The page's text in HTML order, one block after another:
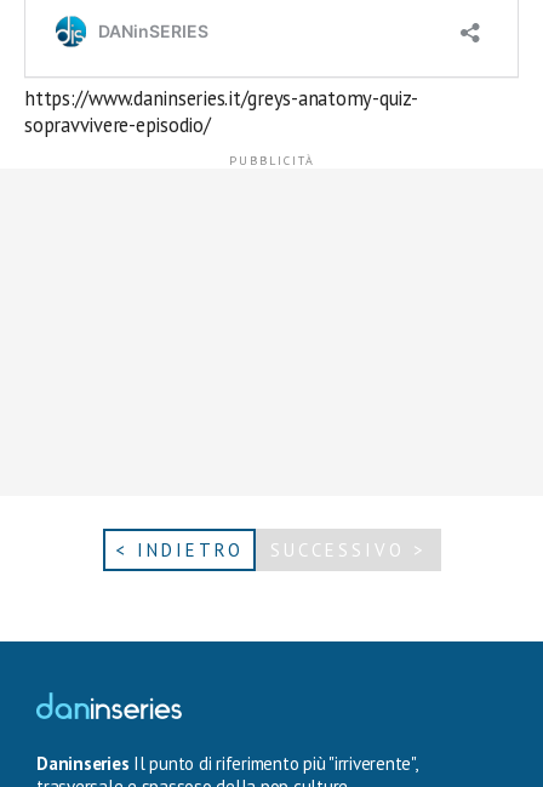
https://www.daninseries.it/greys-anatomy-quiz-
sopravvivere-episodio/
< INDIETRO SUCCESSIVO >
Daninseries Il punto di riferimento più "irriverente",